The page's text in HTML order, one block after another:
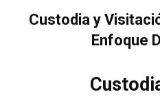
Custodia y
Enfoque